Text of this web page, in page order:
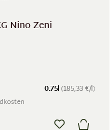
Nino Zeni
0.75l (185,33 €/l)